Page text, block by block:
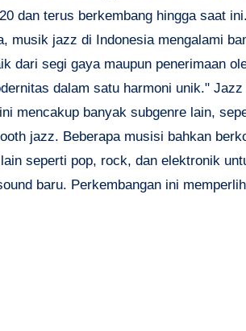
dan terus berkembang hingga saat
musik jazz di Indonesia mengalami
dari segi gaya maupun penerimaan
dalam satu harmoni unik." Jazz
mencakup banyak subgenre lain,
jazz. Beberapa musisi bahkan
seperti pop, rock, dan elektronik
baru. Perkembangan ini